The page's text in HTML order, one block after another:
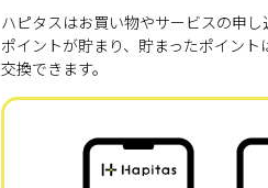
ハピタスはお買い物やサービスの申
ポイントが貯まり、貯まったポイン
交換できます。